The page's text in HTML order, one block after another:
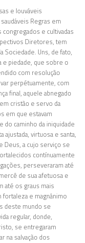
e louváveis
Regras em
e cultivadas
Diretores, tem
Sociedade. Uns, de fato,
e piedade, que sobre o
com resolução
perpétuamente, com
final, aquele abnegado
cristão e servo da
em que estavam
caminho da iniquidade
ajustada, virtuosa e santa,
Deus, a cujo serviço se
contínuamente
perseveraram até
de sua afetuosa e
até os graus mais
fortaleza e magnânimo
deste mundo se
regular, donde,
se entregaram
na salvação dos